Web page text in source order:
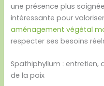
une présence plus
intéressante pour
aménagement végétal
respecter ses besoins
Spathiphyllum : entretien,
de la paix